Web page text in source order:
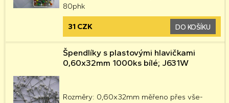
80phk
31 CZK DO KOŠÍKU
Špendlíky s plastovými hlavičkami
0,60x32mm 1000ks bílé; J631W
Rozměry: 0,60x32mm měřeno přes vše-